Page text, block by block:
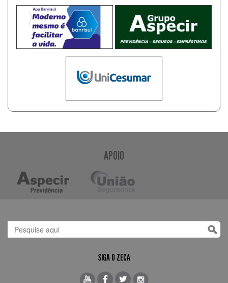
APOIO
SIGA O ZECA